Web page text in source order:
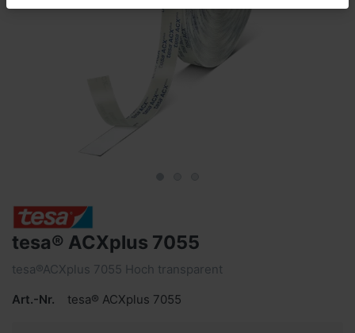
tesa® ACXplus 7055
tesa®ACXplus 7055 Hoch transparent
Art.-Nr.
tesa® ACXplus 7055